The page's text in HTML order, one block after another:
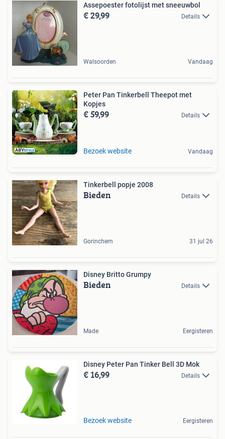
Assepoester fotolijst met sneeuwbol
€ 29,99 Details
Walsoorden Vandaag
Peter Pan Tinkerbell Theepot met
Kopjes
€ 59,99 Details
Bezoek website Vandaag
Tinkerbell popje 2008
Bieden Details
Gorinchem 31 jul 26
Disney Britto Grumpy
Bieden Details
Made Eergisteren
Disney Peter Pan Tinker Bell 3D Mok
€ 16,99 Details
Bezoek website Eergisteren